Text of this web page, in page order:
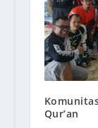
Qur’an